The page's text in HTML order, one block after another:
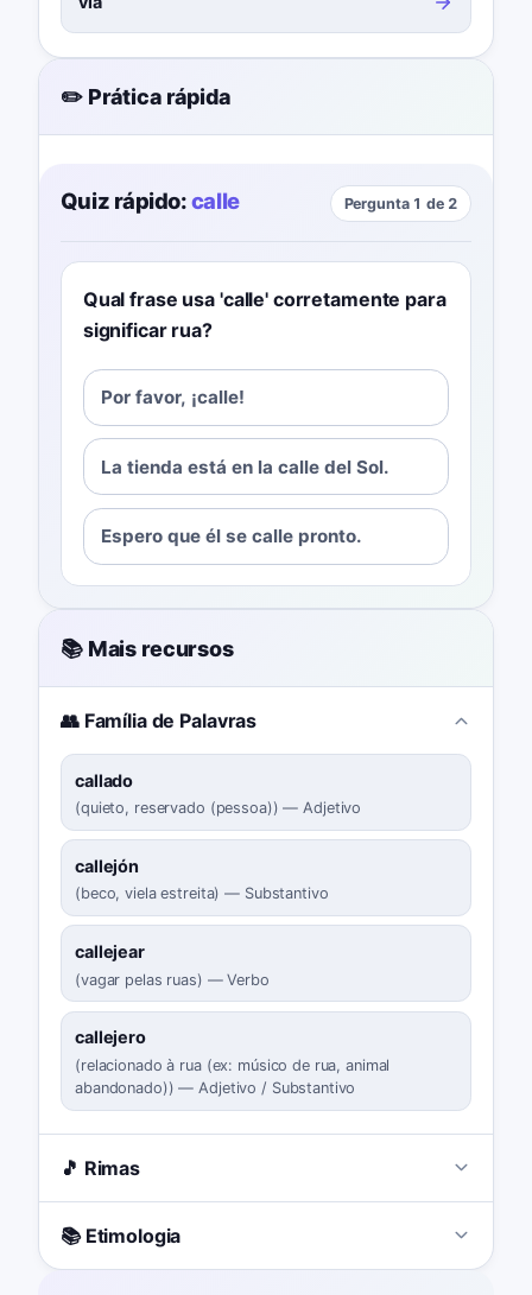
✏️ Prática rápida
Quiz rápido:calle Pergunta 1 de 2
Qual frase usa 'calle' corretamente para
significar rua?
Por favor, ¡calle!
La tienda está en la calle del Sol.
Espero que él se calle pronto.
📚 Mais recursos
👥 Família de Palavras
callado
(quieto, reservado (pessoa)) —Adjetivo
callejón
(beco, viela estreita) — Substantivo
callejear
(vagar pelas ruas) —Verbo
callejero
(relacionado à rua (ex: músico de rua, animal
abandonado)) — Adjetivo / Substantivo
🎵 Rimas
📚 Etimologia